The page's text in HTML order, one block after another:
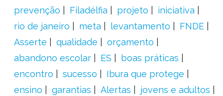
prevenção
Filadélfia projeto
iniciativa
rio de janeiro
meta levantamento
FNDE
Asserte
qualidade
orçamento
abandono escolar
ES
boas práticas
encontro
sucesso
Ibura que protege
ensino
garantias Alertas
jovens e adultos